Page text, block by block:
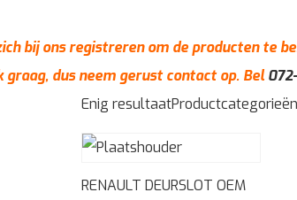
bij ons registreren om de producten te
dus neem gerust contact op. Bel
Productcategorieën
Enig resultaat
RENAULT DEURSLOT OEM